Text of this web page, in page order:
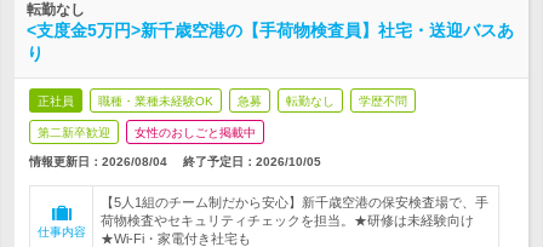
転勤なし
<支度金5万円>新千歳空港の【手荷物検査員】社宅・送迎バスあ
り
正社員 職種・業種未経験OK 急募 転勤なし 学歴不問
第二新卒歓迎 女性のおしごと掲載中
情報更新日：2026/08/04 終了予定日： 2026/10/05
仕事内容
【5人1組のチーム制だから安心】新千歳空港の保安検査場で、手
荷物検査やセキュリティチェックを担当。★研修は未経験向け
★Wi-Fi・家電付き社宅も